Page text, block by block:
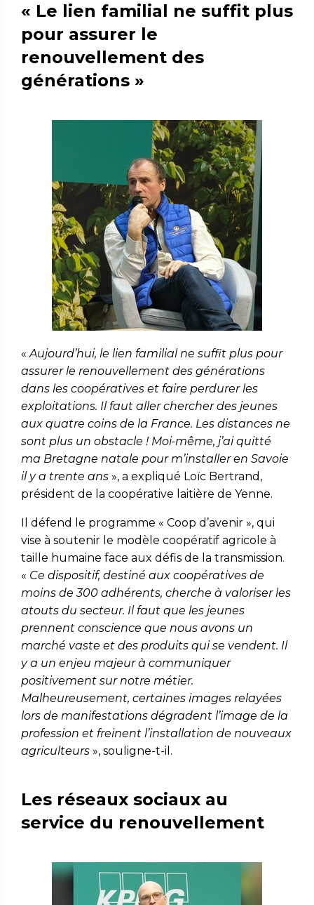
« Le lien familial ne suffit plus
pour assurer le
renouvellement des
générations »
«Aujourd’hui, le lien familial ne suffit plus pour
assurer le renouvellement des générations
dans les coopératives et faire perdurer les
exploitations. Il faut aller chercher des jeunes
aux quatre coins de la France. Les distances ne
sont plus un obstacle ! Moi-même, j’ai quitté
ma Bretagne natale pour m’installer en Savoie
il y a trente ans », a expliqué Loïc Bertrand,
président de la coopérative laitière de Yenne.
Il défend le programme « Coop d’avenir », qui
vise à soutenir le modèle coopératif agricole à
taille humaine face aux défis de la transmission.
« Ce dispositif, destiné aux coopératives de
moins de 300 adhérents, cherche à valoriser les
atouts du secteur. Il faut que les jeunes
prennent conscience que nous avons un
marché vaste et des produits qui se vendent. Il
y a un enjeu majeur à communiquer
positivement sur notre métier.
Malheureusement, certaines images relayées
lors de manifestations dégradent l’image de la
profession et freinent l’installation de nouveaux
agriculteurs », souligne-t-il.
Les réseaux sociaux au
service du renouvellement